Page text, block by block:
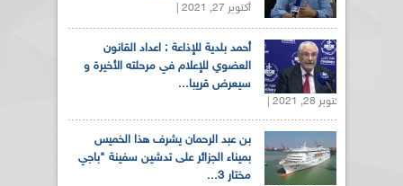
أكتوبر 27, 2021 |
أحمد بلدية للإذاعة : اعداد القانون
العضوي للإعلام في مرحلته الأخيرة و
سيعرض قريبا...
أكتوبر 28, 2021 |
بن عبد الرحمان يشرف هذا الخميس
بميناء الجزائر على تدشين سفينة "باجي
مختار 3...